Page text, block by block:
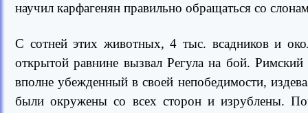
научил карфагенян правильно обращаться со
С сотней этих животных, 4 тыс. всадников и
открытой равнине вызвал Регула на бой.
вполне убежденный в своей непобедимости,
были окружены со всех сторон и изрублены.